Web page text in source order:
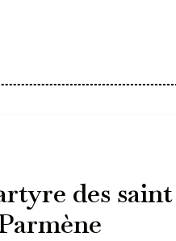
des